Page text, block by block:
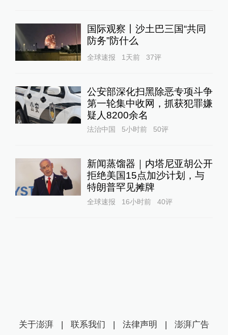
国际观察丨沙土巴三国“共同
防务”防什么
全球速报 1天前 37评
公安部深化扫黑除恶专项斗争
第一轮集中收网，抓获犯罪嫌
疑人8200余名
法治中国 5小时前 50评
新闻蒸馏器｜内塔尼亚胡公开
拒绝美国15点加沙计划，与
特朗普罕见摊牌
全球速报 16小时前 40评
关于澎湃 | 联系我们 | 法律声明 | 澎湃广告